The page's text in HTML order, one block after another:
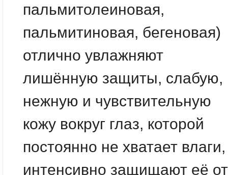
пальмитолеиновая,
пальмитиновая, бегеновая)
отлично увлажняют
лишённую защиты, слабую,
нежную и чувствительную
кожу вокруг глаз, которой
постоянно не хватает влаги,
интенсивно защищают её от